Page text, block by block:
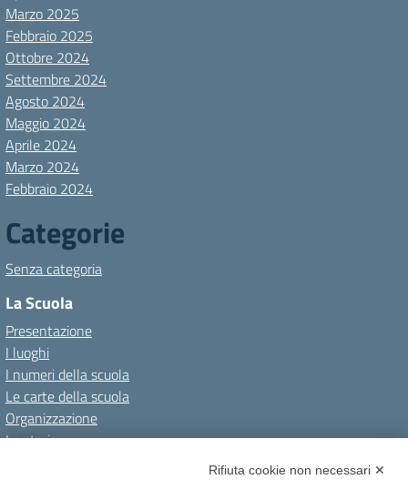
Marzo 2025
Febbraio 2025
Ottobre 2024
Settembre 2024
Agosto 2024
Maggio 2024
Aprile 2024
Marzo 2024
Febbraio 2024
Categorie
Senza categoria
La Scuola
Presentazione
I luoghi
I numeri della scuola
Le carte della scuola
Organizzazione
La storia
Rifiuta cookie non necessari ✕